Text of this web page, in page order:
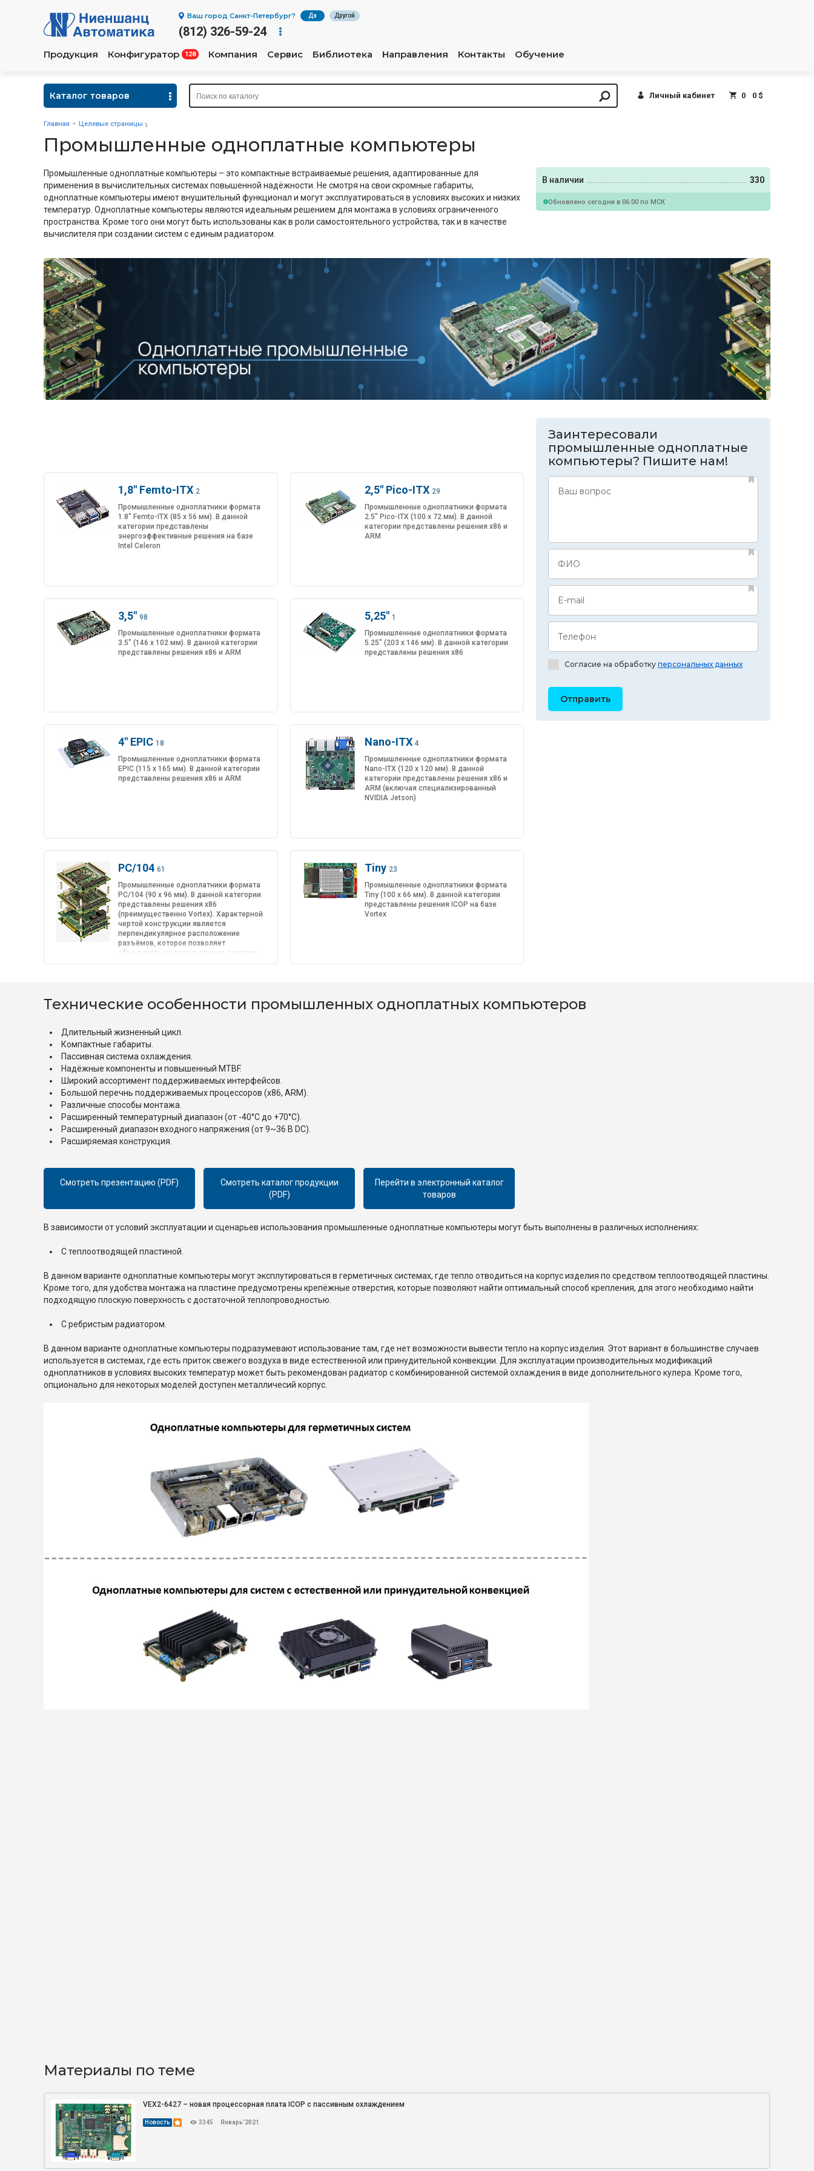
Ваш город Санкт-Петербург? Да Другой
(812) 326-59-24
Продукция Конфигуратор 128 Компания Сервис Библиотека Направления Контакты Обучение
Каталог товаров Личный кабинет 0 0 $
Главная Целевые страницы
Промышленные одноплатные компьютеры
Промышленные одноплатные компьютеры – это компактные встраиваемые решения, адаптированные для
применения в вычислительных системах повышенной надёжности. Не смотря на свои скромные габариты,
одноплатные компьютеры имеют внушительный функционал и могут эксплуатироваться в условиях высоких и низких
температур. Одноплатные компьютеры являются идеальным решением для монтажа в условиях ограниченного
пространства. Кроме того они могут быть использованы как в роли самостоятельного устройства, так и в качестве
вычислителя при создании систем с единым радиатором.
В наличии 330
Обновлено сегодня в 06:00 по МСК
1,8" Femto-ITX 2
Промышленные одноплатники формата
1.8" Femto-ITX (85 x 56 мм). В данной
категории представлены
энергоэффективные решения на базе
Intel Celeron
2,5" Pico-ITX 29
Промышленные одноплатники формата
2.5" Pico-ITX (100 x 72 мм). В данной
категории представлены решения x86 и
ARM
3,5" 98
Промышленные одноплатники формата
3.5" (146 x 102 мм). В данной категории
представлены решения x86 и ARM
5,25" 1
Промышленные одноплатники формата
5.25" (203 x 146 мм). В данной категории
представлены решения x86
4" EPIC 18
Промышленные одноплатники формата
EPIC (115 x 165 мм). В данной категории
представлены решения x86 и ARM
Nano-ITX 4
Промышленные одноплатники формата
Nano-ITX (120 x 120 мм). В данной
категории представлены решения x86 и
ARM (включая специализированный
NVIDIA Jetson)
PC/104 61
Промышленные одноплатники формата
PC/104 (90 x 96 мм). В данной категории
представлены решения x86
(преимущественно Vortex). Характерной
чертой конструкции является
перпендикулярное расположение
разъёмов, которое позволяет
объединять модули в единую систему
Tiny 23
Промышленные одноплатники формата
Tiny (100 x 66 мм). В данной категории
представлены решения ICOP на базе
Vortex
Заинтересовали
промышленные одноплатные
компьютеры? Пишите нам!
Ваш вопрос
ФИО
E-mail
Телефон
Согласие на обработкуперсональных данных
Технические особенности промышленных одноплатных компьютеров
Длительный жизненный цикл.
Компактные габариты.
Пассивная система охлаждения.
Надёжные компоненты и повышенный MTBF.
Широкий ассортимент поддерживаемых интерфейсов.
Большой перечнь поддерживаемых процессоров (x86, ARM).
Различные способы монтажа.
Расширенный температурный диапазон (от -40°C до +70°C).
Расширенный диапазон входного напряжения (от 9~36 В DC).
Расширяемая конструкция.
Смотреть презентацию (PDF)
Смотреть каталог продукции
(PDF)
Перейти в электронный каталог
товаров
В зависимости от условий эксплуатации и сценарьев использования промышленные одноплатные компьютеры могут быть выполнены в различных исполнениях:
C теплоотводящей пластиной.
В данном варианте одноплатные компьютеры могут эксплутироваться в герметичных системах, где тепло отводиться на корпус изделия по средством теплоотводящей пластины.
Кроме того, для удобства монтажа на пластине предусмотрены крепёжные отверстия, которые позволяют найти оптимальный способ крепления, для этого необходимо найти
подходящую плоскую поверхность с достаточной теплопроводностью.
С ребристым радиатором.
В данном варианте одноплатные компьютеры подразумевают использование там, где нет возможности вывести тепло на корпус изделия. Этот вариант в большинстве случаев
используется в системах, где есть приток свежего воздуха в виде естественной или принудительной конвекции. Для эксплуатации производительных модификаций
одноплатников в условиях высоких температур может быть рекомендован радиатор с комбинированной системой охлаждения в виде дополнительного кулера. Кроме того,
опционально для некоторых моделей доступен металличесий корпус.
Материалы по теме
VEX2-6427 – новая процессорная плата ICOP с пассивным охлаждением
Новость 3345 Январь’2021